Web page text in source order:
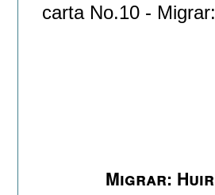
carta No.10 -
Migrar: